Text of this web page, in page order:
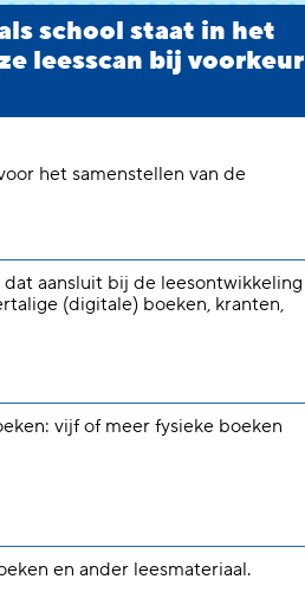
school staat in het
leesscan bij voorkeur
het samenstellen van de
aansluit bij de leesontwikkeling
(digitale) boeken, kranten,
vijf of meer fysieke boeken
en ander leesmateriaal.